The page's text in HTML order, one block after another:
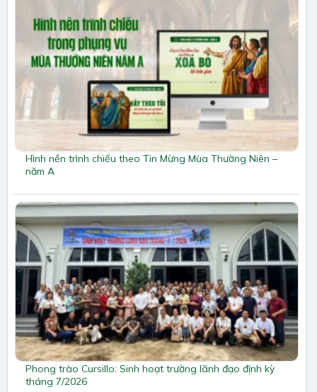
Hình nền trình chiếu theo Tin Mừng Mùa Thường Niên –
năm A
Phong trào Cursillo: Sinh hoạt trường lãnh đạo định kỳ
tháng 7/2026